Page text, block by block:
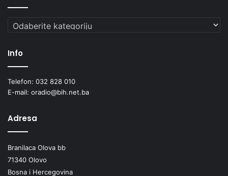
Kategorije
Info
Telefon: 032 828 010
E-mail: oradio@bih.net.ba
Adresa
Branilaca Olova bb
71340 Olovo
Bosna i Hercegovina